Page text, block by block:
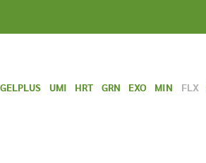
GELPLUS UMI HRT GRN EXO MIN FLX